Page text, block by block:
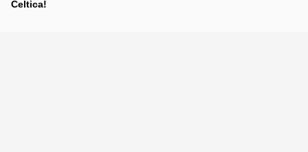
Celtica!